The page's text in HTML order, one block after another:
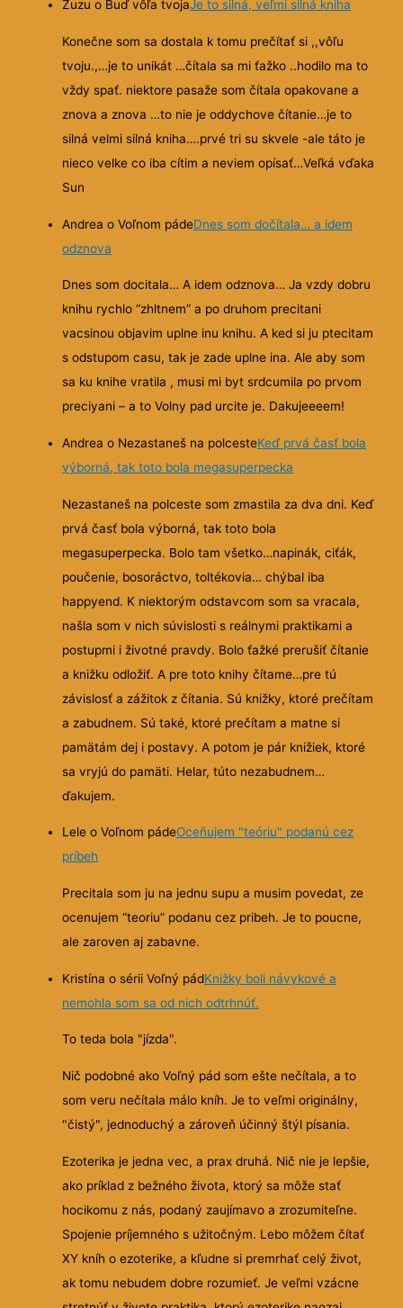
Zuzu o Buď vôľa tvojaJe to silná, veľmi silná kniha
Konečne som sa dostala k tomu prečítať si ,,vôľu
tvoju.,…je to unikát …čítala sa mi ťažko ..hodilo ma to
vždy spať. niektore pasaže som čítala opakovane a
znova a znova …to nie je oddychove čítanie…je to
silná velmi silná kniha….prvé tri su skvele -ale táto je
nieco velke co iba cítim a neviem opísať…Veľká vďaka
Sun
Andrea o Voľnom pádeDnes som dočítala… a idem
odznova
Dnes som docitala… A idem odznova… Ja vzdy dobru
knihu rychlo “zhltnem” a po druhom precitani
vacsinou objavim uplne inu knihu. A ked si ju ptecitam
s odstupom casu, tak je zade uplne ina. Ale aby som
sa ku knihe vratila , musi mi byt srdcumila po prvom
preciyani – a to Volny pad urcite je. Dakujeeeem!
Andrea o Nezastaneš na polcesteKeď prvá časť bola
výborná, tak toto bola megasuperpecka
Nezastaneš na polceste som zmastila za dva dni. Keď
prvá časť bola výborná, tak toto bola
megasuperpecka. Bolo tam všetko…napinák, ciťák,
poučenie, bosoráctvo, toltékovia… chýbal iba
happyend. K niektorým odstavcom som sa vracala,
našla som v nich súvislosti s reálnymi praktikami a
postupmi i životné pravdy. Bolo ťažké prerušiť čítanie
a knižku odložiť. A pre toto knihy čítame…pre tú
závislosť a zážitok z čítania. Sú knižky, ktoré prečítam
a zabudnem. Sú také, ktoré prečítam a matne si
pamätám dej i postavy. A potom je pár knižiek, ktoré
sa vryjú do pamäti. Helar, túto nezabudnem…
ďakujem.
Lele o Voľnom pádeOceňujem "teóriu" podanú cez
príbeh
Precitala som ju na jednu supu a musim povedat, ze
ocenujem “teoriu” podanu cez pribeh. Je to poucne,
ale zaroven aj zabavne.
Kristína o sérii Voľný pádKnižky boli návykové a
nemohla som sa od nich odtrhnúť.
To teda bola "jízda".
Nič podobné ako Voľný pád som ešte nečítala, a to
som veru nečítala málo kníh. Je to veľmi originálny,
"čistý", jednoduchý a zároveň účinný štýl písania.
Ezoterika je jedna vec, a prax druhá. Nič nie je lepšie,
ako príklad z bežného života, ktorý sa môže stať
hocikomu z nás, podaný zaujímavo a zrozumiteľne.
Spojenie príjemného s užitočným. Lebo môžem čítať
XY kníh o ezoterike, a kľudne si premrhať celý život,
ak tomu nebudem dobre rozumieť. Je veľmi vzácne